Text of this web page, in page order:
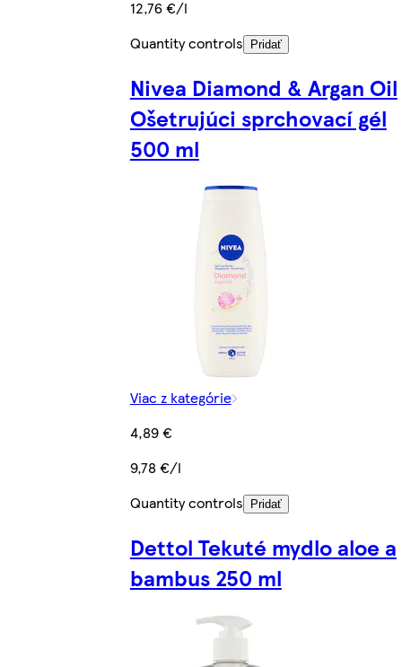
12,76 €/l
Quantity controls
Pridať
Nivea Diamond & Argan Oil
Ošetrujúci sprchovací gél
500 ml
Viac z kategórie
4,89 €
9,78 €/l
Quantity controls
Pridať
Dettol Tekuté mydlo aloe a
bambus 250 ml